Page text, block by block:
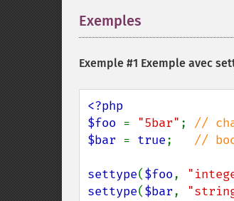
Exemples
Exemple #1 Exemple avec
<?php
$foo = "5bar" ;
$bar = true; //
settype($foo,
settype($bar,